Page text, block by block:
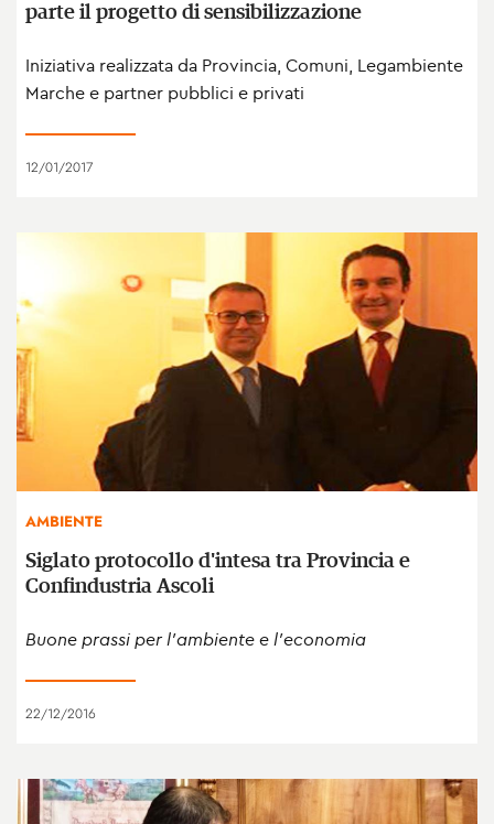
parte il progetto di sensibilizzazione
Iniziativa realizzata da Provincia, Comuni, Legambiente
Marche e partner pubblici e privati
12/01/2017
AMBIENTE
Siglato protocollo d'intesa tra Provincia e
Confindustria Ascoli
Buone prassi per l'ambiente e l'economia
22/12/2016